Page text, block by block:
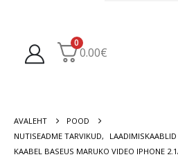
0
0.00€
AVALEHT
POOD
NUTISEADME TARVIKUD,
LAADIMISKAABLID
KAABEL BASEUS MARUKO VIDEO IPHONE